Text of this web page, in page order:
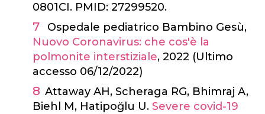
0801CI. PMID: 27299520.
Ospedale pediatrico Bambino Gesù,
Nuovo Coronavirus: che cos'è la
polmonite interstiziale, 2022 (Ultimo
accesso 06/12/2022)
Attaway AH, Scheraga RG, Bhimraj A,
Biehl M, Hatipoğlu U. Severe covid-19